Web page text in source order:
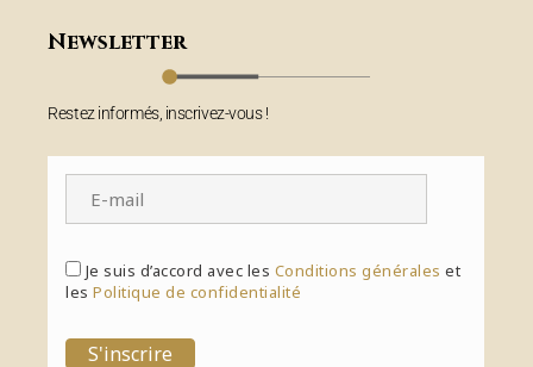
Newsletter
Restez informés, inscrivez-vous !
Je suis d’accord avec les Conditions générales et
lesPolitique de confidentialité
S'inscrire